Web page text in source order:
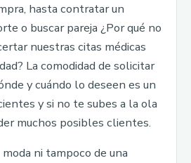
hasta contratar un
o buscar pareja ¿Por qué no
nuestras citas médicas
La comodidad de solicitar
y cuándo lo deseen es un
y si no te subes a la ola
muchos posibles clientes.
ni tampoco de una